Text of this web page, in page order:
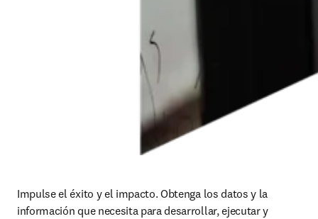
Impulse el éxito y el impacto. Obtenga los datos y la
información que necesita para desarrollar, ejecutar y